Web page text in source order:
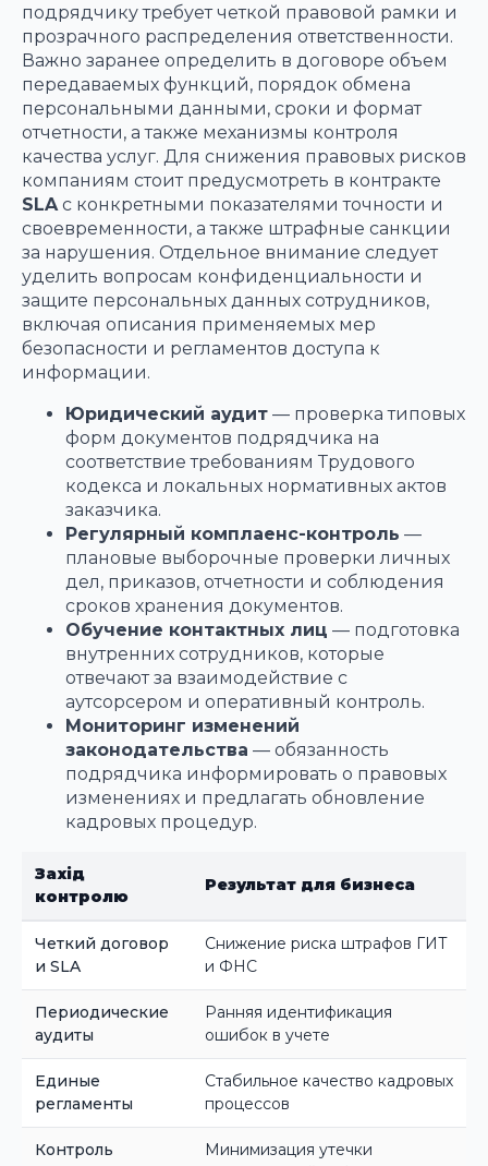
подрядчику требует четкой правовой рамки и
прозрачного распределения ответственности.
Важно заранее определить в договоре объем
передаваемых функций, порядок обмена
персональными данными, сроки и формат
отчетности, а также механизмы контроля
качества услуг. Для снижения правовых рисков
компаниям стоит предусмотреть в контракте
SLA с конкретными показателями точности и
своевременности, а также штрафные санкции
за нарушения. Отдельное внимание следует
уделить вопросам конфиденциальности и
защите персональных данных сотрудников,
включая описания применяемых мер
безопасности и регламентов доступа к
информации.
Юридический аудит — проверка типовых
форм документов подрядчика на
соответствие требованиям Трудового
кодекса и локальных нормативных актов
заказчика.
Регулярный комплаенс-контроль —
плановые выборочные проверки личных
дел, приказов, отчетности и соблюдения
сроков хранения документов.
Обучение контактных лиц — подготовка
внутренних сотрудников, которые
отвечают за взаимодействие с
аутсорсером и оперативный контроль.
Мониторинг изменений
законодательства — обязанность
подрядчика информировать о правовых
изменениях и предлагать обновление
кадровых процедур.
Захід
контролю
Результат для бизнеса
Четкий договор
и SLA
Снижение риска штрафов ГИТ
и ФНС
Периодические
аудиты
Ранняя идентификация
ошибок в учете
Единые
регламенты
Стабильное качество кадровых
процессов
Контроль
Минимизация утечки